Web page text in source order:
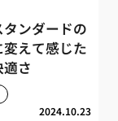
ンダードの
変えて感じた
さ
2024.10.23